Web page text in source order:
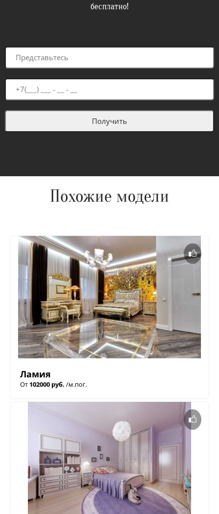
бесплатно!
Похожие модели
Ламия
От 102000 руб. /м.пог.